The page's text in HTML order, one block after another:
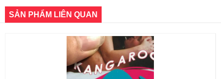
SẢN PHẨM LIÊN QUAN